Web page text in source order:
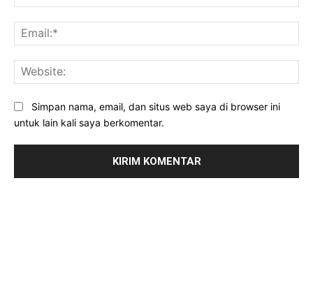
Simpan nama, email, dan situs web saya di browser ini
untuk lain kali saya berkomentar.